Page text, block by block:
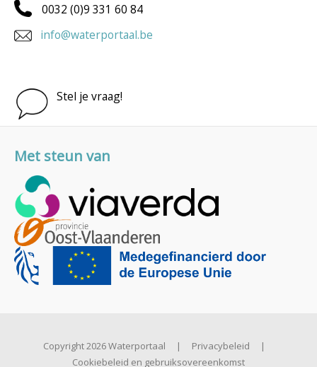
0032 (0)9 331 60 84
info@waterportaal.be
Stel je vraag!
Met steun van
Copyright 2026 Waterportaal | Privacybeleid
|
Cookiebeleid en gebruiksovereenkomst